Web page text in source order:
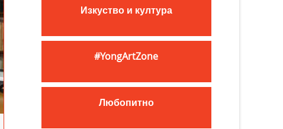
r
h
:
Изкуство и култура
#YongArtZone
Любопитно